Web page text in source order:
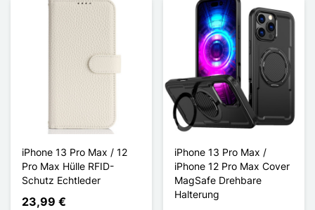
iPhone 13 Pro Max / 12
Pro Max Hülle RFID-
Schutz Echtleder
23,99 €
iPhone 13 Pro Max /
iPhone 12 Pro Max Cover
MagSafe Drehbare
Halterung